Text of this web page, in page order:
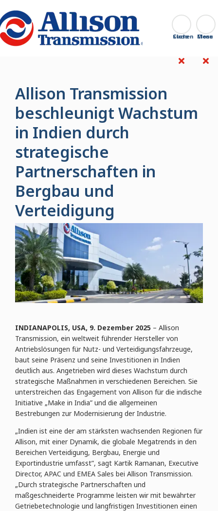
Go Home Suchen
Close
Allison Transmission
beschleunigt Wachstum
in Indien durch
strategische
Partnerschaften in
Bergbau und
Verteidigung
INDIANAPOLIS, USA, 9. Dezember 2025 – Allison
Transmission, ein weltweit führender Hersteller von
Antriebslösungen für Nutz- und Verteidigungsfahrzeuge,
baut seine Präsenz und seine Investitionen in Indien
deutlich aus. Angetrieben wird dieses Wachstum durch
strategische Maßnahmen in verschiedenen Bereichen. Sie
unterstreichen das Engagement von Allison für die indische
Initiative „Make in India” und die allgemeinen
Bestrebungen zur Modernisierung der Industrie.
„Indien ist eine der am stärksten wachsenden Regionen für
Allison, mit einer Dynamik, die globale Megatrends in den
Bereichen Verteidigung, Bergbau, Energie und
Exportindustrie umfasst”, sagt Kartik Ramanan, Executive
Director, APAC und EMEA Sales bei Allison Transmission.
„Durch strategische Partnerschaften und
maßgeschneiderte Programme leisten wir mit bewährter
Getriebetechnologie und langfristigen Investitionen einen